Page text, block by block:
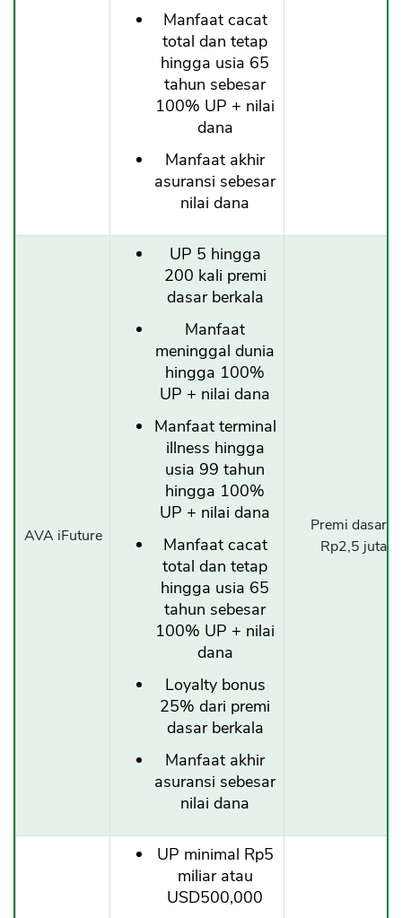
Manfaat cacat
total dan tetap
hingga usia 65
tahun sebesar
100% UP + nilai
dana
Manfaat akhir
asuransi sebesar
nilai dana
AVA iFuture
UP 5 hingga
200 kali premi
dasar berkala
Manfaat
meninggal dunia
hingga 100%
UP + nilai dana
Manfaat terminal
illness hingga
usia 99 tahun
hingga 100%
UP + nilai dana
Manfaat cacat
total dan tetap
hingga usia 65
tahun sebesar
100% UP + nilai
dana
Loyalty bonus
25% dari premi
dasar berkala
Manfaat akhir
asuransi sebesar
nilai dana
Premi dasar
Rp2,5 juta/
UP minimal Rp5
miliar atau
USD500,000